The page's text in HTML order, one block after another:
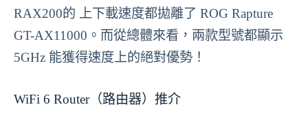
RAX200的 上下載速度都拋離了 ROG Rapture
GT-AX11000。而從總體來看，兩款型號都顯示
5GHz 能獲得速度上的絕對優勢！
WiFi 6 Router（路由器）推介